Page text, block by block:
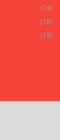
(74)
(18)
(19)